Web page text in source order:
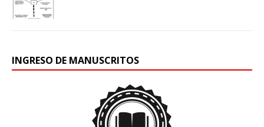
INGRESO DE MANUSCRITOS